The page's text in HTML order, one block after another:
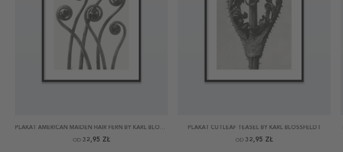
PLAKAT AMERICAN MAIDEN HAIR FERN BY KARL BLOSSFELDT
OD 32,95 ZŁ
PLAKAT CUTLEAF TEASEL BY KARL BLOSSFELDT
OD 32,95 ZŁ